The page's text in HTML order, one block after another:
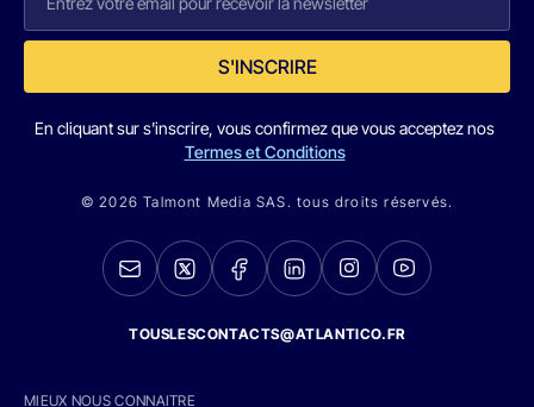
S'INSCRIRE
En cliquant sur s'inscrire, vous confirmez que vous acceptez nos
Termes et Conditions
© 2026 Talmont Media SAS. tous droits réservés.
TOUSLESCONTACTS@ATLANTICO.FR
MIEUX NOUS CONNAITRE